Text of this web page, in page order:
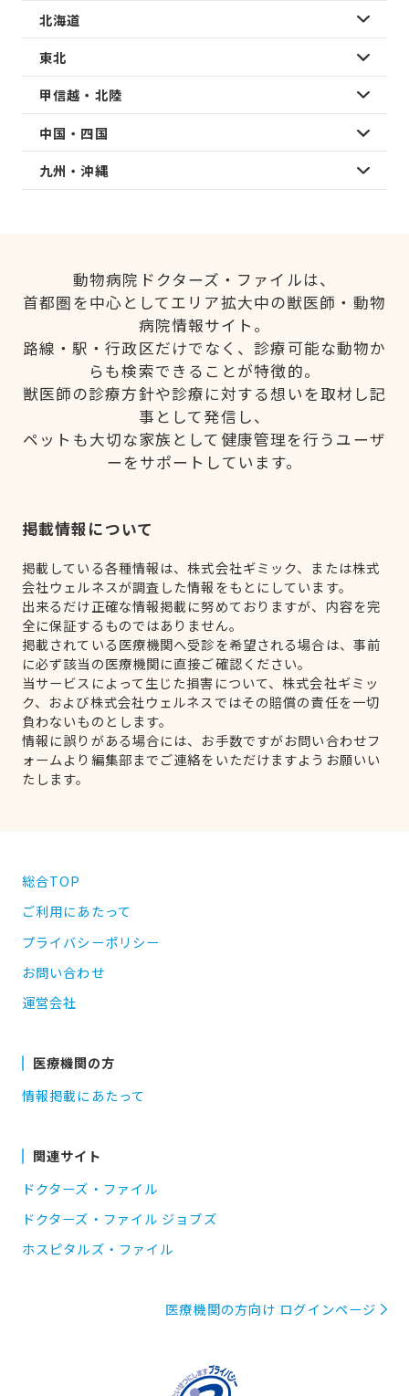
北海道
東北
甲信越・北陸
中国・四国
九州・沖縄
動物病院ドクターズ・ファイルは、
首都圏を中心としてエリア拡大中の獣医師・動物
病院情報サイト。
路線・駅・行政区だけでなく、診療可能な動物か
らも検索できることが特徴的。
獣医師の診療方針や診療に対する想いを取材し記
事として発信し、
ペットも大切な家族として健康管理を行うユーザ
ーをサポートしています。
掲載情報について
掲載している各種情報は、株式会社ギミック、または株式
会社ウェルネスが調査した情報をもとにしています。
出来るだけ正確な情報掲載に努めておりますが、内容を完
全に保証するものではありません。
掲載されている医療機関へ受診を希望される場合は、事前
に必ず該当の医療機関に直接ご確認ください。
当サービスによって生じた損害について、株式会社ギミッ
ク、および株式会社ウェルネスではその賠償の責任を一切
負わないものとします。
情報に誤りがある場合には、お手数ですがお問い合わせフ
ォームより編集部までご連絡をいただけますようお願いい
たします。
総合TOP
ご利用にあたって
プライバシーポリシー
お問い合わせ
運営会社
医療機関の方
情報掲載にあたって
関連サイト
ドクターズ・ファイル
ドクターズ・ファイル ジョブズ
ホスピタルズ・ファイル
医療機関の方向け ログインページ